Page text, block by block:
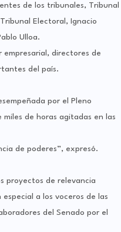
de los tribunales, Tribunal
Electoral, Ignacio
Ulloa.
empresarial, directores de
del país.
por el Pleno
de horas agitadas en las
de poderes”, expresó.
proyectos de relevancia
a los voceros de las
del Senado por el